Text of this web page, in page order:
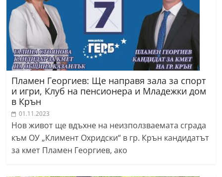
Пламен Георгиев: Ще направя зала за спорт
и игри, Клуб на пенсионера и Младежки дом
в Крън
01.11.2023
Нов живот ще вдъхне на неизползваемата сграда
към ОУ „Климент Охридски“ в гр. Крън кандидатът
за кмет Пламен Георгиев, ако